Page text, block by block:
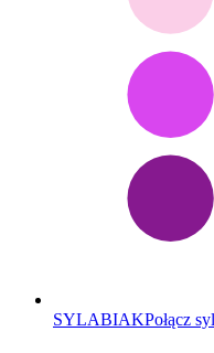
SYLABIAKPołącz